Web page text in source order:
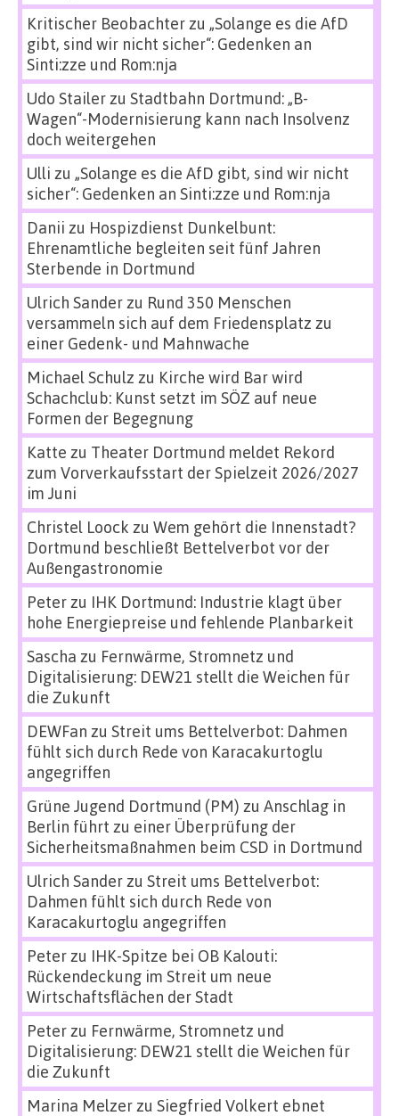
Kritischer Beobachterzu „Solange es die AfD
gibt, sind wir nicht sicher“: Gedenken an
Sinti:zze und Rom:nja
Udo Stailerzu Stadtbahn Dortmund: „B-
Wagen“-Modernisierung kann nach Insolvenz
doch weitergehen
Ulli zu „Solange es die AfD gibt, sind wir nicht
sicher“: Gedenken an Sinti:zze und Rom:nja
Danii zu Hospizdienst Dunkelbunt:
Ehrenamtliche begleiten seit fünf Jahren
Sterbende in Dortmund
Ulrich Sanderzu Rund 350 Menschen
versammeln sich auf dem Friedensplatz zu
einer Gedenk- und Mahnwache
Michael Schulz zu Kirche wird Bar wird
Schachclub: Kunst setzt im SÖZ auf neue
Formen der Begegnung
Katte zu Theater Dortmund meldet Rekord
zum Vorverkaufsstart der Spielzeit 2026/2027
im Juni
Christel Loock zu Wem gehört die Innenstadt?
Dortmund beschließt Bettelverbot vor der
Außengastronomie
Peterzu IHK Dortmund: Industrie klagt über
hohe Energiepreise und fehlende Planbarkeit
Sascha zu Fernwärme, Stromnetz und
Digitalisierung: DEW21 stellt die Weichen für
die Zukunft
DEWFan zu Streit ums Bettelverbot: Dahmen
fühlt sich durch Rede von Karacakurtoglu
angegriffen
Grüne Jugend Dortmund (PM) zu Anschlag in
Berlin führt zu einer Überprüfung der
Sicherheitsmaßnahmen beim CSD in Dortmund
Ulrich Sanderzu Streit ums Bettelverbot:
Dahmen fühlt sich durch Rede von
Karacakurtoglu angegriffen
Peterzu IHK-Spitze bei OB Kalouti:
Rückendeckung im Streit um neue
Wirtschaftsflächen der Stadt
Peterzu Fernwärme, Stromnetz und
Digitalisierung: DEW21 stellt die Weichen für
die Zukunft
Marina Melzerzu Siegfried Volkert ebnet